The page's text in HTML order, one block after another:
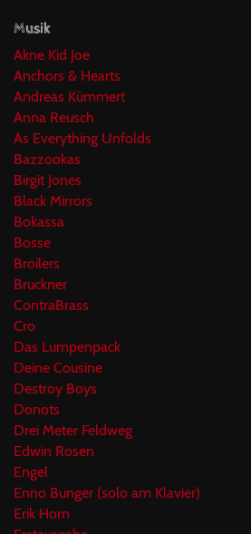
Musik
Akne Kid Joe
Anchors & Hearts
Andreas Kümmert
Anna Reusch
As Everything Unfolds
Bazzookas
Birgit Jones
Black Mirrors
Bokassa
Bosse
Broilers
Bruckner
ContraBrass
Cro
Das Lumpenpack
Deine Cousine
Destroy Boys
Donots
Drei Meter Feldweg
Edwin Rosen
Engel
Enno Bunger (solo am Klavier)
Erik Horn